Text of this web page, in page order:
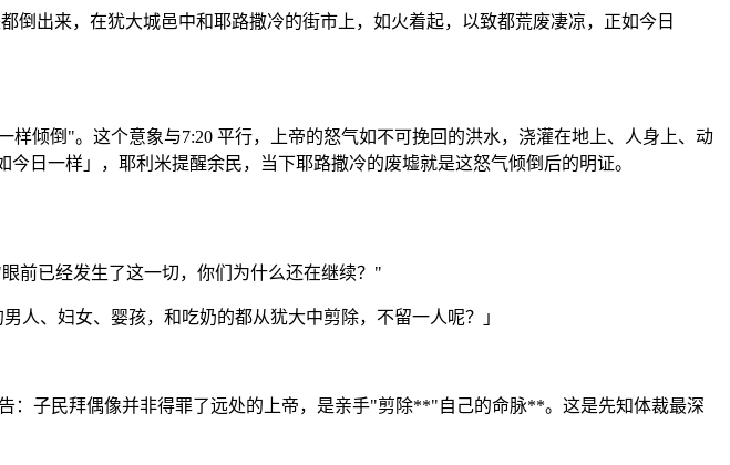
倒出来，在犹大城邑中和耶路撒冷的街市上，如火着起，以致都荒废凄凉，正如今日
样倾倒"。这个意象与7:20 平行，上帝的怒气如不可挽回的洪水，浇灌在地上、人身上、动
日一样」，耶利米提醒余民，当下耶路撒冷的废墟就是这怒气倾倒后的明证。
前已经发生了这一切，你们为什么还在继续？"
人、妇女、婴孩，和吃奶的都从犹大中剪除，不留一人呢？」
：子民拜偶像并非得罪了远处的上帝，是亲手"剪除**"自己的命脉**。这是先知体裁最深